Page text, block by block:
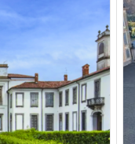
della
parlanti in città
FEDE (?) detta la
Palazzo della
Pietra di